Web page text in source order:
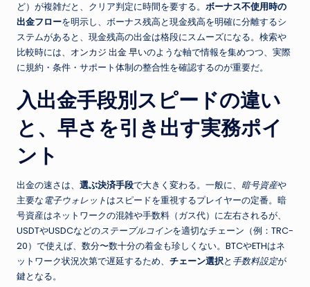
ど）が複雑だと、クリア判定に時間を要する。 ボーナス不使用時の
出金フローを明示し、ボーナス残高と現金残高を明確に分離するシ
ステムがあると、現金残高の出金は格段にスムーズになる。検索や
比較時には、 オンカジ 出金 早いのような軸で情報を集めつつ、実際
に規約・条件・サポート体制の整合性を確認するのが重要だ。
入出金手段別スピードの違い
と、早さを引き出す実務ポイ
ント
出金の速さは、 選ぶ決済手段で大きく変わる。一般に、 暗号資産や
主要な 電子ウォレットはスピードを重視するプレイヤーの定番。暗
号資産はネットワークの混雑や手数料（ガス代）に左右されるが、
USDTやUSDCなどのステーブルコインを適切なチェーン（例：TRC-
20）で使えば、数分〜数十分の着金も珍しくない。BTCやETHはネ
ットワーク状況次第で遅延するため、 チェーン選択と 手数料設定が
鍵となる。